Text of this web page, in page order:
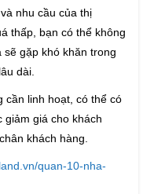
nhu cầu của thị
thấp, bạn có thể không
gặp khó khăn trong
dài.
cần linh hoạt, có thể có
giá cho khách
khách hàng.
quan-10-nha-